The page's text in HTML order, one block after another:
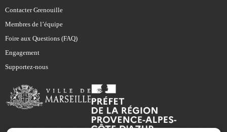
Contacter Grenouille
Membres de l’équipe
Foire aux Questions (FAQ)
Engagement
Supportez-nous